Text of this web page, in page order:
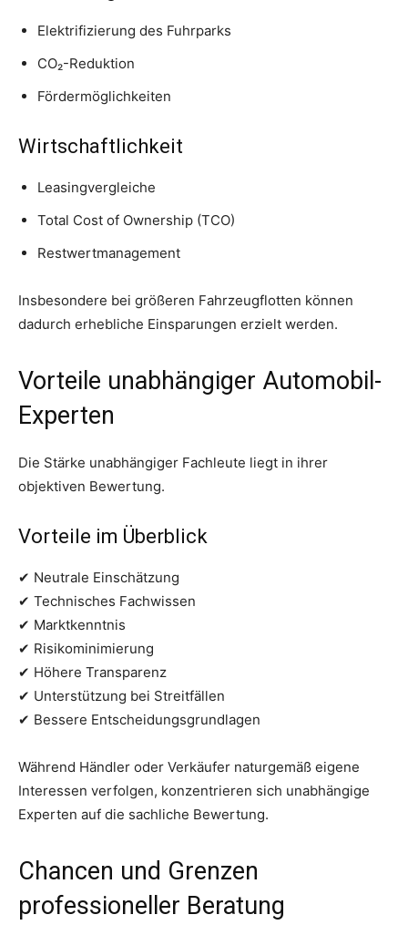
Elektrifizierung des Fuhrparks
CO₂-Reduktion
Fördermöglichkeiten
Wirtschaftlichkeit
Leasingvergleiche
Total Cost of Ownership (TCO)
Restwertmanagement
Insbesondere bei größeren Fahrzeugflotten können
dadurch erhebliche Einsparungen erzielt werden.
Vorteile unabhängiger Automobil-
Experten
Die Stärke unabhängiger Fachleute liegt in ihrer
objektiven Bewertung.
Vorteile im Überblick
✔ Neutrale Einschätzung
✔ Technisches Fachwissen
✔ Marktkenntnis
✔ Risikominimierung
✔ Höhere Transparenz
✔ Unterstützung bei Streitfällen
✔ Bessere Entscheidungsgrundlagen
Während Händler oder Verkäufer naturgemäß eigene
Interessen verfolgen, konzentrieren sich unabhängige
Experten auf die sachliche Bewertung.
Chancen und Grenzen
professioneller Beratung